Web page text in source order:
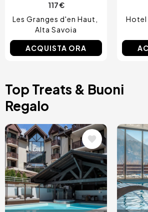
117 €
Les Granges d'en Haut
Alta Savoia
ACQUISTA ORA
Hotel
Top Treats & Buoni
Regalo
Immagine